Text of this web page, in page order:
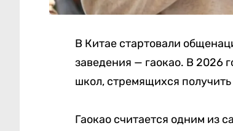
В Китае стартовали
заведения — гаокао. В 2026
школ, стремящихся
Гаокао считается одним из